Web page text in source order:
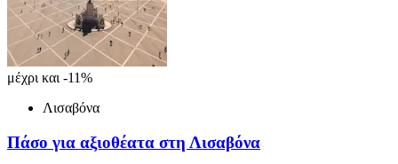
μέχρι και -11%
Λισαβόνα
Πάσο για αξιοθέατα στη Λισαβόνα